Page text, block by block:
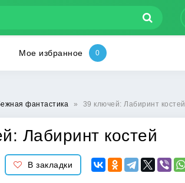
Мое избранное
фантастика » 39 ключей: Лабиринт костей
Лабиринт костей
В закладки